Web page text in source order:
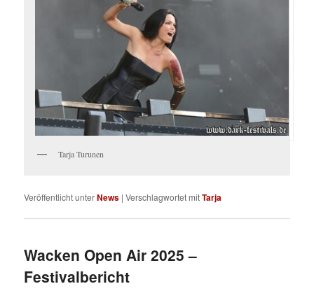
Tarja Turunen
Veröffentlicht unterNews |Verschlagwortet mitTarja
Wacken Open Air 2025 –
Festivalbericht